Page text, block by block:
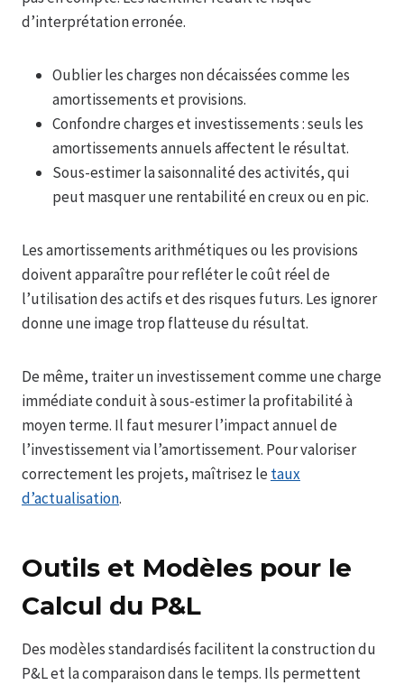
d’interprétation erronée.
Oublier les charges non décaissées comme les
amortissements et provisions.
Confondre charges et investissements : seuls les
amortissements annuels affectent le résultat.
Sous-estimer la saisonnalité des activités, qui
peut masquer une rentabilité en creux ou en pic.
Les amortissements arithmétiques ou les provisions
doivent apparaître pour refléter le coût réel de
l’utilisation des actifs et des risques futurs. Les ignorer
donne une image trop flatteuse du résultat.
De même, traiter un investissement comme une charge
immédiate conduit à sous-estimer la profitabilité à
moyen terme. Il faut mesurer l’impact annuel de
l’investissement via l’amortissement. Pour valoriser
correctement les projets, maîtrisez letaux
d’actualisation.
Outils et Modèles pour le
Calcul du P&L
Des modèles standardisés facilitent la construction du
P&L et la comparaison dans le temps. Ils permettent